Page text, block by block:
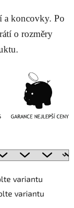
a koncovky. Po
o rozměry
variantu
variantu